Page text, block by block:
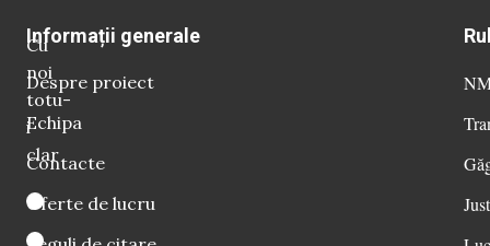
Cu
noi
totu-
i
clar
Informații generale
Despre proiect
Echipa
Contacte
Oferte de lucru